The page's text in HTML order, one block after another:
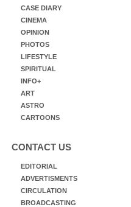
CASE DIARY
CINEMA
OPINION
PHOTOS
LIFESTYLE
SPIRITUAL
INFO+
ART
ASTRO
CARTOONS
CONTACT US
EDITORIAL
ADVERTISMENTS
CIRCULATION
BROADCASTING